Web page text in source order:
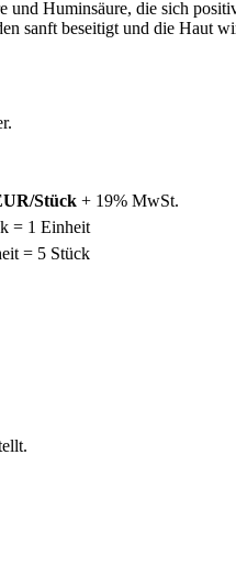
Huminsäure, die sich
beseitigt und die Haut
Stück + 19% MwSt.
= 1 Einheit
= 5 Stück